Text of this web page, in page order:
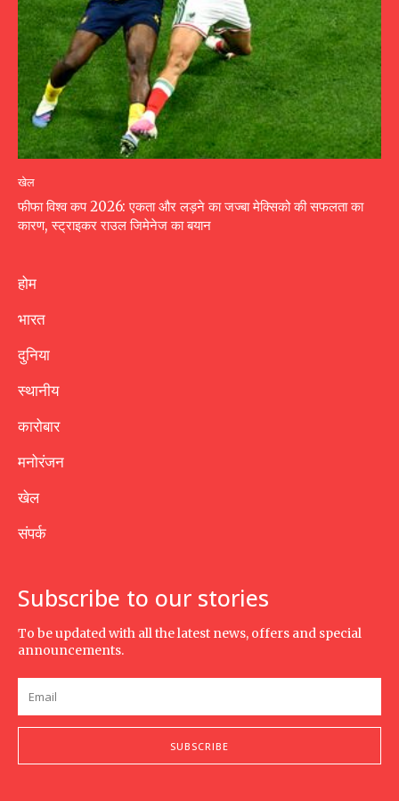
खेल
फीफा विश्व कप 2026: एकता और लड़ने का जज्बा मेक्सिको की सफलता का
कारण, स्ट्राइकर राउल जिमेनेज का बयान
होम
भारत
दुनिया
स्थानीय
कारोबार
मनोरंजन
खेल
संपर्क
Subscribe to our stories
To be updated with all the latest news, offers and special
announcements.
SUBSCRIBE